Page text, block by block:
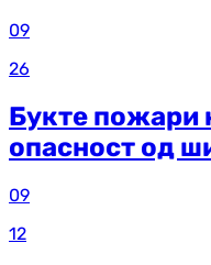
09
26
Букте пожари
опасност од
09
12